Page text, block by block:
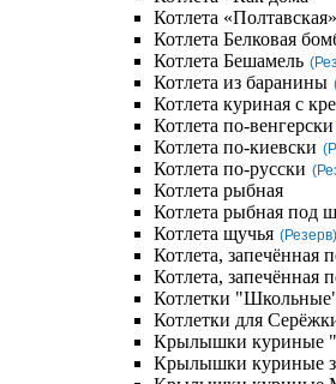
Котлета «Полтавская»
Котлета Белковая
Котлета Бешамель
Котлета из баранины
Котлета куриная с
Котлета по-венгерски
Котлета по-киевски
Котлета по-русски
Котлета рыбная
Котлета рыбная под
Котлета щучья (Резерв)
Котлета, запечённая
Котлета, запечённая
Котлетки
Котлетки для
Крылышки куриные
Крылышки куриные